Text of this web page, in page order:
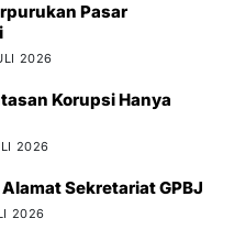
Pasar
2026
Korupsi Hanya
2026
Sekretariat GPBJ
2026